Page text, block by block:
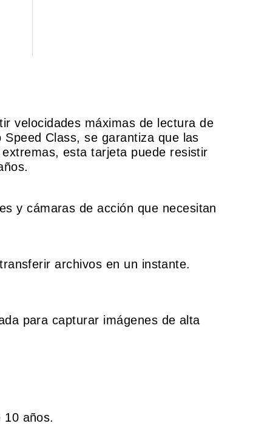
velocidades máximas de lectura de
​​Class, se garantiza que las
esta tarjeta puede resistir
y cámaras de acción que necesitan
archivos en un instante.
para capturar imágenes de alta
años.